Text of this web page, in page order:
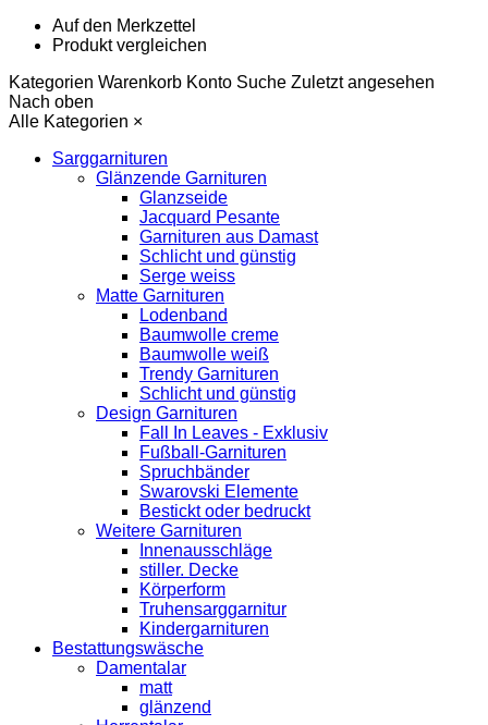
Auf den Merkzettel
Produkt vergleichen
Kategorien Warenkorb Konto Suche Zuletzt angesehen
Nach oben
Alle Kategorien ×
Sarggarnituren
Glänzende Garnituren
Glanzseide
Jacquard Pesante
Garnituren aus Damast
Schlicht und günstig
Serge weiss
Matte Garnituren
Lodenband
Baumwolle creme
Baumwolle weiß
Trendy Garnituren
Schlicht und günstig
Design Garnituren
Fall In Leaves - Exklusiv
Fußball-Garnituren
Spruchbänder
Swarovski Elemente
Bestickt oder bedruckt
Weitere Garnituren
Innenausschläge
stiller. Decke
Körperform
Truhensarggarnitur
Kindergarnituren
Bestattungswäsche
Damentalar
matt
glänzend